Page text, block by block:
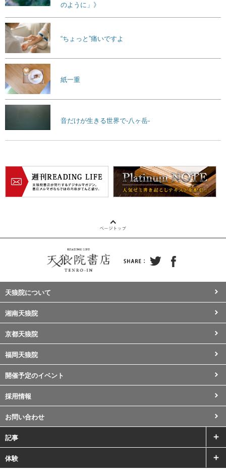
のように」》
“ちょっと”痛いですよ
紙一重
音だけが生きる世界で-八ヶ岳-
天狼院について
湘南天狼院
京都天狼院
福岡天狼院
開催予定のイベント
採用情報
お問い合わせ
記事
体験